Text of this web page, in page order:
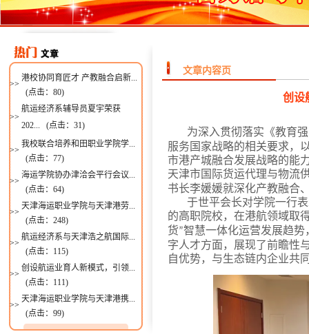
>>
港校协同育匠才 产教融合启新...
(点击： 80)
>>
航运经济系辅导员夏宇荣获
202...
(点击： 31)
>>
我校联合培养和田职业学院学...
(点击： 77)
>>
海运学院协办津洽会平行会议...
(点击： 64)
>>
天津海运职业学院与天津港劳...
(点击： 248)
>>
航运经济系与天津浩之航国际...
(点击： 115)
>>
创设航运业育人新模式，引领...
(点击： 111)
>>
天津海运职业学院与天津港携...
(点击： 99)
文章内容页
创设
为深入贯彻落实《教育
服务国家战略的相关要求，
市港产城融合发展战略的能
天津市国际货运代理与物流
书长李媛媛就深化产教融合
于世平会长对学院一行
的高职院校，在港航领域取
货”智慧一体化运营发展趋
字人才方面，展现了前瞻性
自优势，与生态链内企业共